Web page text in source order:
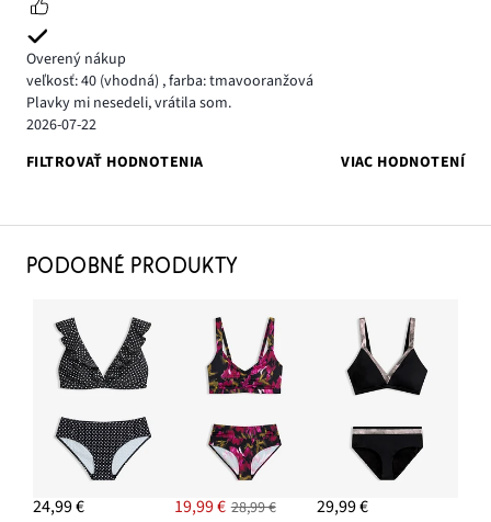
Overený nákup
veľkosť: 40 (vhodná) ,farba: tmavooranžová
Plavky mi nesedeli, vrátila som.
2026-07-22
FILTROVAŤ HODNOTENIA
VIAC HODNOTENÍ
PODOBNÉ PRODUKTY
24,99 € 19,99 € 28,99 € 29,99 €